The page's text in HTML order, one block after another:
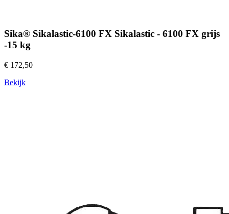
Sika® Sikalastic-6100 FX Sikalastic - 6100 FX grijs
-15 kg
€ 172,50
Bekijk